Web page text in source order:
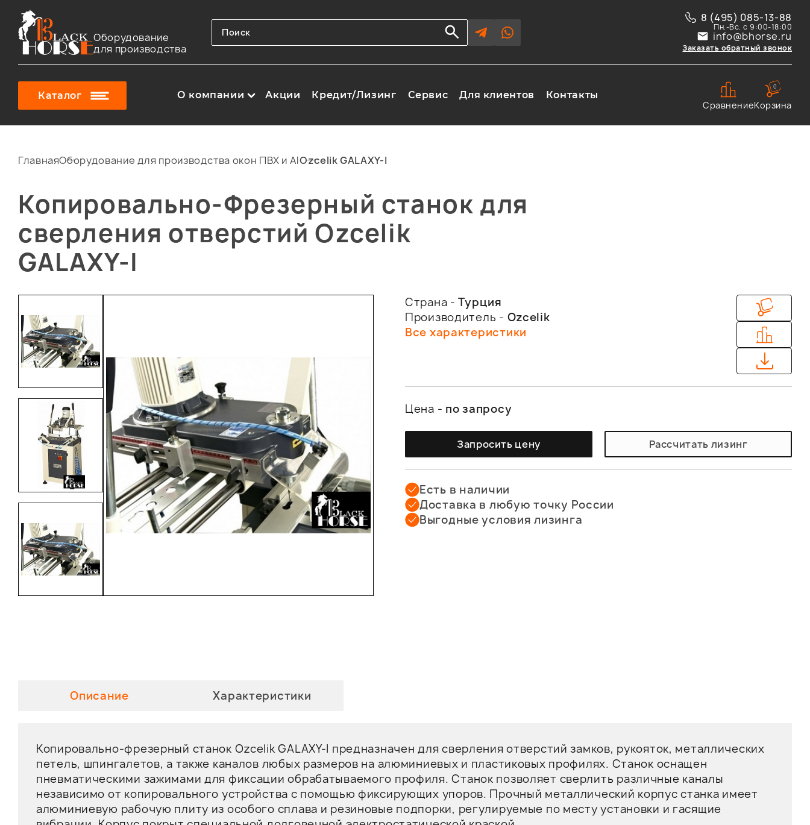
Оборудование
для производства
8 (495) 085-13-88
Пн.-Вс. с 9:00-18:00
info@bhorse.ru
Заказать обратный звонок
Каталог О компании Акции Кредит/Лизинг Сервис Для клиентов
Контакты
Сравнение
0
Корзина
ГлавнаяОборудование для производства окон ПВХ и AlOzcelik GALAXY-I
Копировально-Фрезерный станок для
сверления отверстий Ozcelik
GALAXY-I
Страна -Турция
Производитель - Ozcelik
Все характеристики
Цена - по запросу
Запросить цену Рассчитать лизинг
Есть в наличии
Доставка в любую точку России
Выгодные условия лизинга
Описание Характеристики
Копировально-фрезерный станок Ozcelik GALAXY-I предназначен для сверления отверстий замков, рукояток, металлических
петель, шпингалетов, а также каналов любых размеров на алюминиевых и пластиковых профилях. Станок оснащен
пневматическими зажимами для фиксации обрабатываемого профиля. Станок позволяет сверлить различные каналы
независимо от копировального устройства с помощью фиксирующих упоров. Прочный металлический корпус станка имеет
алюминиевую рабочую плиту из особого сплава и резиновые подпорки, регулируемые по месту установки и гасящие